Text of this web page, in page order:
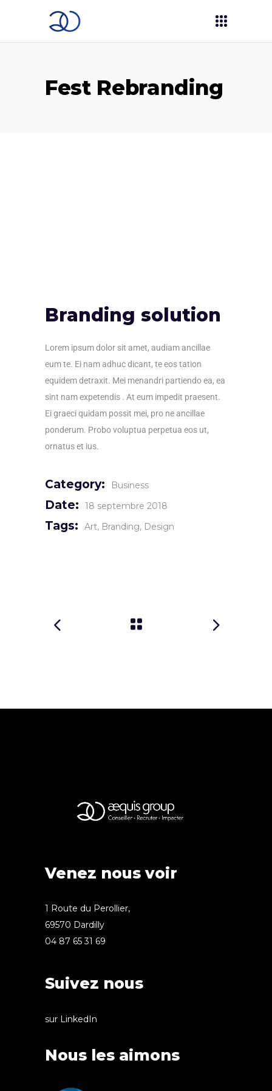
Fest Rebranding
Branding solution
Lorem ipsum dolor sit amet, audiam ancillae
eum te. Ei nam adhuc dicant, te eos tation
equidem detraxit. Mei menandri partiendo ea, ea
sint nam expetendis . At eum impedit praesent.
Ei graeci quidam possit mei, pro ne ancillae
ponderum. Probo voluptua perpetua eos ut,
ornatus et ius.
Category: Business
Date: 18 septembre 2018
Tags: Art Branding Design
Venez nous voir
1 Route du Perollier,
69570 Dardilly
04 87 65 31 69
Suivez nous
sur LinkedIn
Nous les aimons